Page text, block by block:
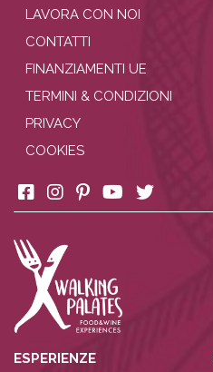
LAVORA CON NOI
CONTATTI
FINANZIAMENTI UE
TERMINI & CONDIZIONI
PRIVACY
COOKIES
ESPERIENZE